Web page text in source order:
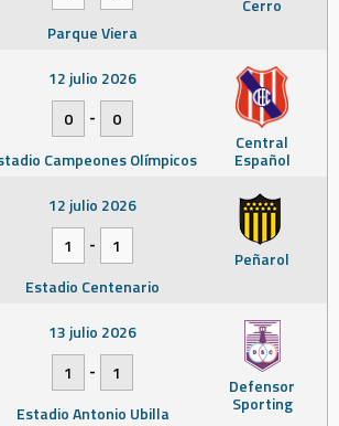
Cerro
Parque Viera
Central
Español
12 julio 2026
0
-
0
Campeones Olímpicos
Peñarol
12 julio 2026
1
-
1
Estadio Centenario
Defensor
Sporting
13 julio 2026
1
-
1
Estadio Antonio Ubilla